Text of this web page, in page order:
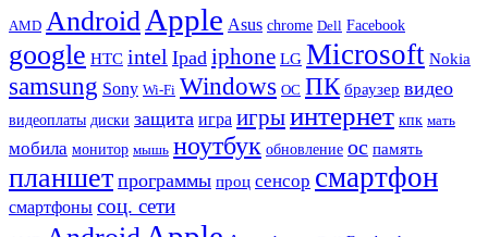
AMD Android Apple Asus chrome Dell Facebook
google HTC intel Ipad iphone LG Microsoft Nokia
samsung Sony Wi-Fi Windows ОС ПК браузер видео
видеоплаты диски защита игра игрыинтернет кпк мать
мобила монитор мышь ноутбук обновление ос память
планшет программы проц сенсор смартфон
смартфоны соц. сети